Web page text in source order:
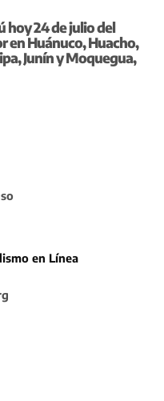
hoy 24 de julio del
en Huánuco, Huacho,
Junín y Moquegua,
en Línea